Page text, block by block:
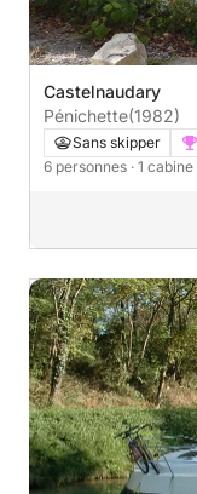
Castelnaudary
Pénichette(1982)
Sans skipper
6 personnes · 1 cabine